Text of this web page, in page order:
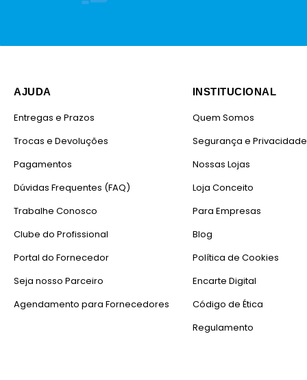
CONTEÚDO DA EMBALAGEM
COR
AJUDA
Entregas e Prazos
Trocas e Devoluções
Pagamentos
Dúvidas Frequentes (FAQ)
Trabalhe Conosco
Clube do Profissional
Portal do Fornecedor
Seja nosso Parceiro
Agendamento para Fornecedores
INSTITUCIONAL
Quem Somos
Segurança e Privacidade
Nossas Lojas
Loja Conceito
Para Empresas
Blog
Política de Cookies
Encarte Digital
Código de Ética
Regulamento